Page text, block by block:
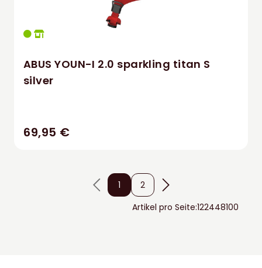
ABUS YOUN-I 2.0 sparkling titan S
silver
69,95 €
1
2
Artikel pro Seite:122448100